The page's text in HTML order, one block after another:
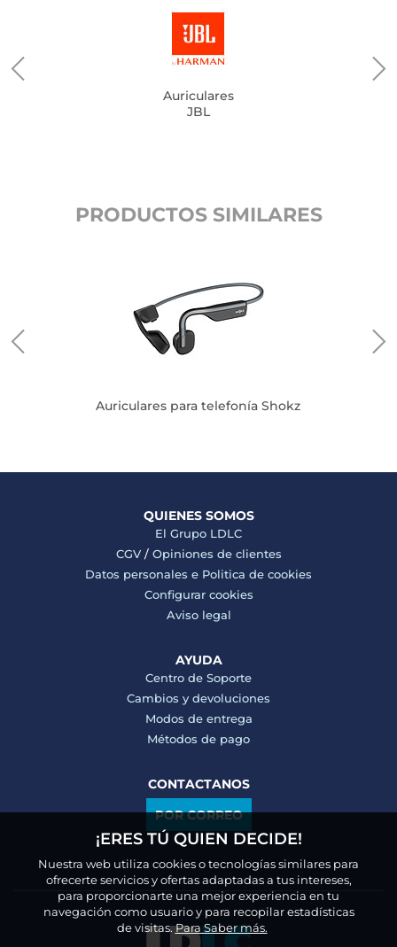
Auriculares
JBL
PRODUCTOS SIMILARES
Auriculares para telefonía Shokz
QUIENES SOMOS
El Grupo LDLC
CGV/ Opiniones de clientes
Datos personales e Politica de cookies
Configurar cookies
Aviso legal
AYUDA
Centro de Soporte
Cambios y devoluciones
Modos de entrega
Métodos de pago
CONTACTANOS
POR CORREO
¡ERES TÚ QUIEN DECIDE!
Nuestra web utiliza cookies o tecnologías similares para
ofrecerte servicios y ofertas adaptadas a tus intereses,
para proporcionarte una mejor experiencia en tu
navegación como usuario y para recopilar estadísticas
de visitas.Para Saber más.